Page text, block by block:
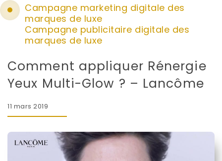
Campagne marketing digitale des
marques de luxe
Campagne publicitaire digitale des
marques de luxe
Comment appliquer Rénergie
Yeux Multi-Glow ? – Lancôme
11 mars 2019